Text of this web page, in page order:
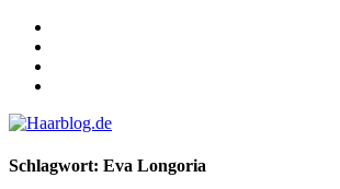
Haarblog.de
Haarpflege | Haarstyling | Beauty | Entertainment
Schlagwort: Eva Longoria